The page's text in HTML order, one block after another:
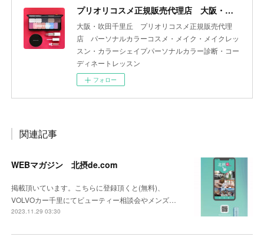
プリオリコスメ正規販売代理店 大阪・吹田 yourcolor+
大阪・吹田千里丘 プリオリコスメ正規販売代理
店 パーソナルカラーコスメ・メイク・メイクレッ
スン・カラーシェイプパーソナルカラー診断・コー
ディネートレッスン
フォロー
関連記事
WEBマガジン 北摂de.com
掲載頂いています。こちらに登録頂くと(無料)、
VOLVOカー千里にてビューティー相談会やメンズ…
2023.11.29 03:30